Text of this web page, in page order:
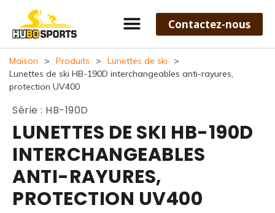
Contactez-nous
Maison > Produits > Lunettes de ski
>
Lunettes de ski HB-190D interchangeables anti-rayures,
protection UV400
Série : HB-190D
LUNETTES DE SKI HB-190D
INTERCHANGEABLES
ANTI-RAYURES,
PROTECTION UV400